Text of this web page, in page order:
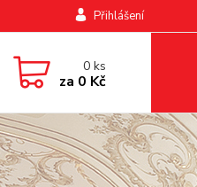
Přihlášení
0ks
za 0 Kč